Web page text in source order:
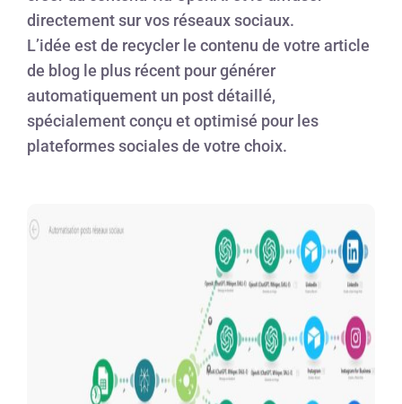
directement sur vos réseaux sociaux.
L’idée est de recycler le contenu de votre article
de blog le plus récent pour générer
automatiquement un post détaillé,
spécialement conçu et optimisé pour les
plateformes sociales de votre choix.